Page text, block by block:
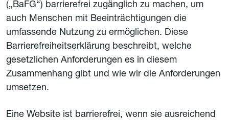
(„BaFG“) barrierefrei zugänglich zu machen, um
auch Menschen mit Beeinträchtigungen die
umfassende Nutzung zu ermöglichen. Diese
Barrierefreiheitserklärung beschreibt, welche
gesetzlichen Anforderungen es in diesem
Zusammenhang gibt und wie wir die Anforderungen
umsetzen.
Eine Website ist barrierefrei, wenn sie ausreichend